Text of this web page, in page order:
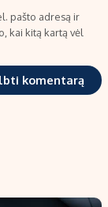
pašto adresą ir
kai kitą kartą vėl